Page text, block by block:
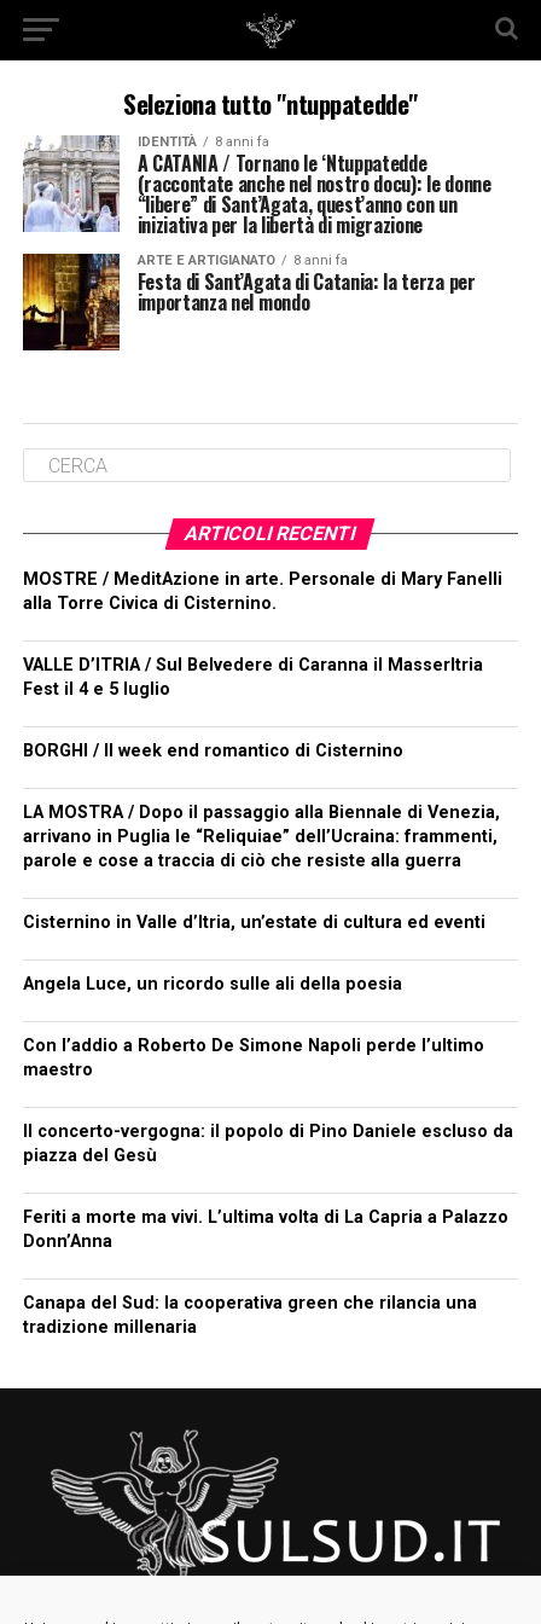
Seleziona tutto "ntuppatedde"
IDENTITÀ 8 anni fa
A CATANIA / Tornano le ‘Ntuppatedde
(raccontate anche nel nostro docu): le donne
“libere” di Sant’Agata, quest’anno con un
iniziativa per la libertà di migrazione
ARTE E ARTIGIANATO 8 anni fa
Festa di Sant’Agata di Catania: la terza per
importanza nel mondo
ARTICOLI RECENTI
MOSTRE / MeditAzione in arte. Personale di Mary Fanelli
alla Torre Civica di Cisternino.
VALLE D’ITRIA / Sul Belvedere di Caranna il MasserItria
Fest il 4 e 5 luglio
BORGHI / Il week end romantico di Cisternino
LA MOSTRA / Dopo il passaggio alla Biennale di Venezia,
arrivano in Puglia le “Reliquiae” dell’Ucraina: frammenti,
parole e cose a traccia di ciò che resiste alla guerra
Cisternino in Valle d’Itria, un’estate di cultura ed eventi
Angela Luce, un ricordo sulle ali della poesia
Con l’addio a Roberto De Simone Napoli perde l’ultimo
maestro
Il concerto-vergogna: il popolo di Pino Daniele escluso da
piazza del Gesù
Feriti a morte ma vivi. L’ultima volta di La Capria a Palazzo
Donn’Anna
Canapa del Sud: la cooperativa green che rilancia una
tradizione millenaria